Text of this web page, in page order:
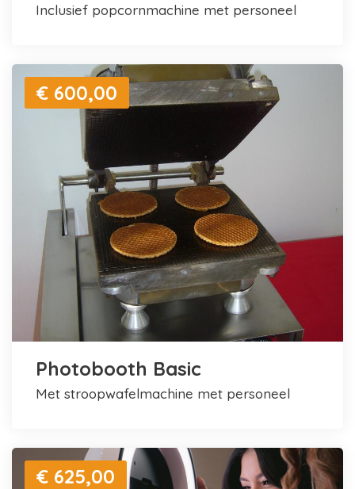
inclusief popcornmachine met personeel
€ 600,00
Photobooth Basic
met stroopwafelmachine met personeel
€ 625,00